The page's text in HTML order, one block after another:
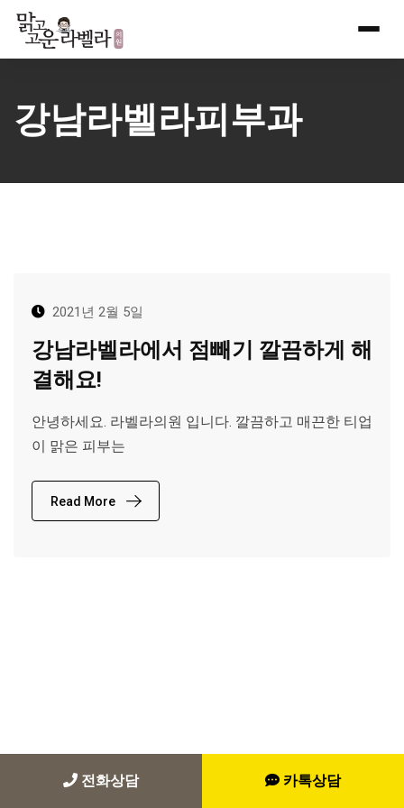
Skip
content
강남라벨라피부과
2021년 2월 5일
강남라벨라에서 점빼기 깔끔하게 해
결해요!
안녕하세요. 라벨라의원 입니다. 깔끔하고 매끈한 티업
이 맑은 피부는
Read More
카톡상담
전화상담